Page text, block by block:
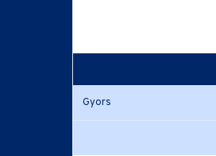
Gyors